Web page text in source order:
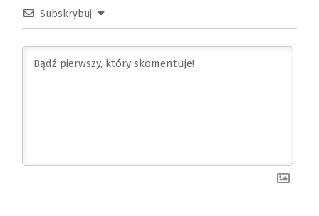
Subskrybuj